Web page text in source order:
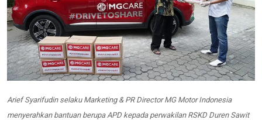
Arief Syarifudin selaku Marketing & PR Director MG Motor Indonesia
menyerahkan bantuan berupa APD kepada perwakilan RSKD Duren Sawit